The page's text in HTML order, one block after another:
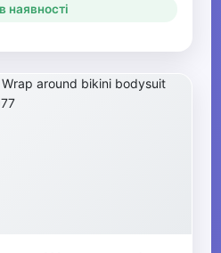
наявності